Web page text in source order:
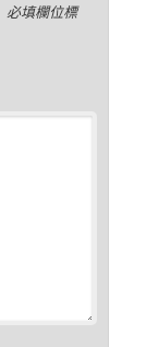
必填欄位標